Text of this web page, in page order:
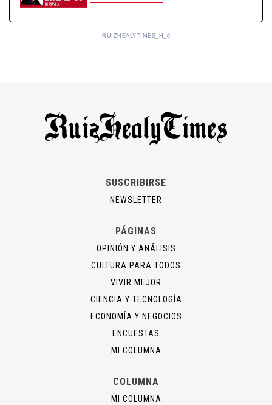
RUIZHEALYTIMES_H_0
SUSCRIBIRSE
NEWSLETTER
PÁGINAS
OPINIÓN Y ANÁLISIS
CULTURA PARA TODOS
VIVIR MEJOR
CIENCIA Y TECNOLOGÍA
ECONOMÍA Y NEGOCIOS
ENCUESTAS
MI COLUMNA
COLUMNA
MI COLUMNA